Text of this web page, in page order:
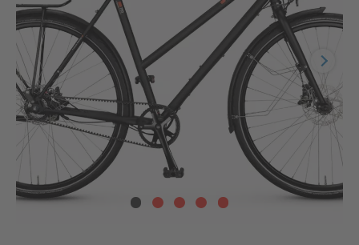
700
11-
Gang
Nabe
Alfine
Gates
2025
Menge